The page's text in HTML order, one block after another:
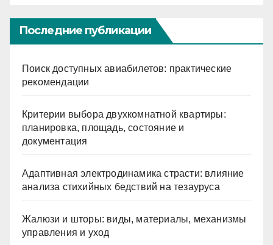
Последние публикации
Поиск доступных авиабилетов: практические
рекомендации
Критерии выбора двухкомнатной квартиры:
планировка, площадь, состояние и
документация
Адаптивная электродинамика страсти: влияние
анализа стихийных бедствий на тезауруса
Жалюзи и шторы: виды, материалы, механизмы
управления и уход